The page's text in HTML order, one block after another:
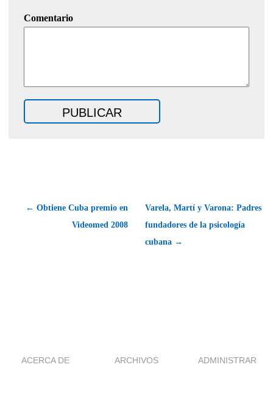
Comentario
← Obtiene Cuba premio en
Videomed 2008
Varela, Martí y Varona: Padres
fundadores de la psicología
cubana →
ACERCA DE ARCHIVOS ADMINISTRAR